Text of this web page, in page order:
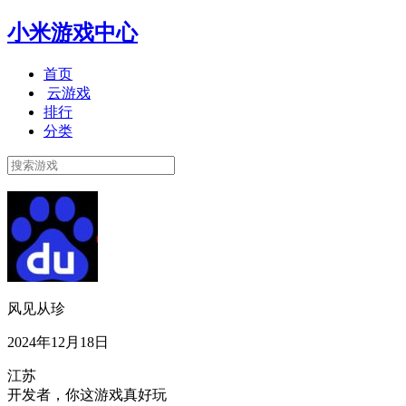
小米游戏中心
首页
云游戏
排行
分类
风见从珍
2024年12月18日
江苏
开发者，你这游戏真好玩